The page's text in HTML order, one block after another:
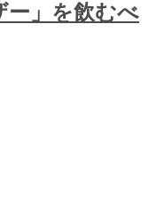
ー」を飲むべ